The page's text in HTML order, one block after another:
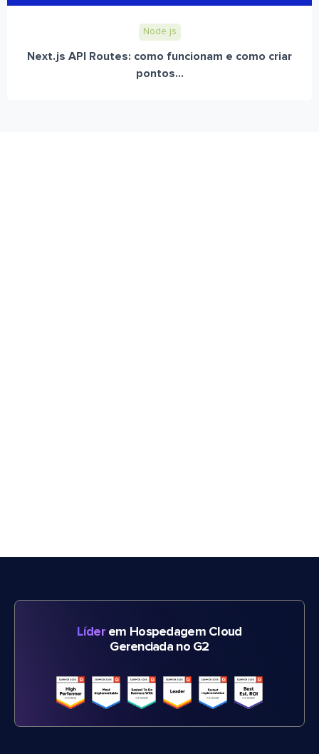
Node.js
Next.js API Routes: como funcionam e como criar
pontos...
Líderem Hospedagem Cloud
Gerenciada no G2